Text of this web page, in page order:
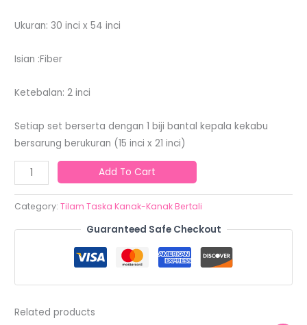
Ukuran: 30 inci x 54 inci
Isian :Fiber
Ketebalan: 2 inci
Setiap set berserta dengan 1 biji bantal kepala kekabu
bersarung berukuran (15 inci x 21 inci)
Add To Cart
Category:Tilam Taska Kanak-Kanak Bertali
Guaranteed Safe Checkout
Related products